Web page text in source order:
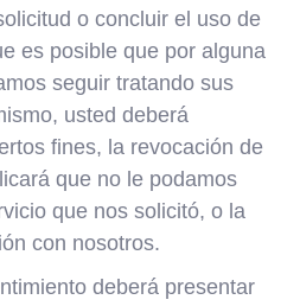
o concluir el uso de
es posible que por alguna
seguir tratando sus
usted deberá
fines, la revocación de
que no le podamos
que nos solicitó, o la
con nosotros.
deberá presentar